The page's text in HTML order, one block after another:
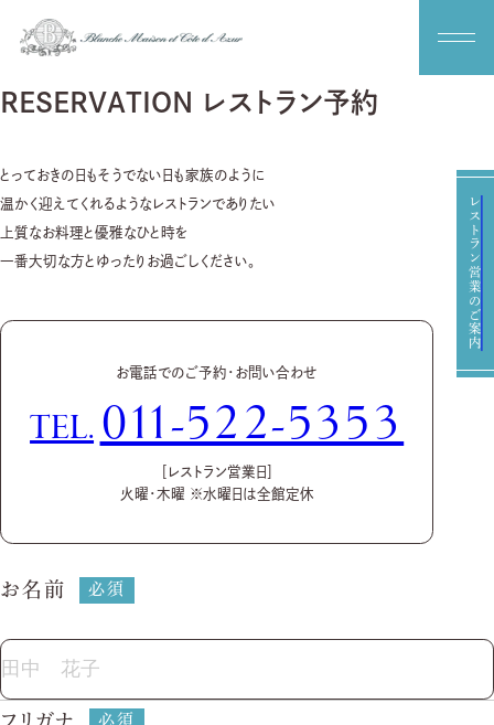
お問い合わせ
来館予約
運営会社プライバシーポリシー
ブライダルフェア・見学の
ご予約 / お問い合わせ
レストラン営業のご案内
RESERVATION レストラン予約
とっておきの日もそうでない日も家族のように
温かく迎えてくれるようなレストランでありたい
上質なお料理と優雅なひと時を
一番大切な方とゆったりお過ごしください。
お電話でのご予約・お問い合わせ
TEL. 011-522-5353
［レストラン営業日］
火曜・木曜 ※水曜日は全館定休
お名前
フリガナ